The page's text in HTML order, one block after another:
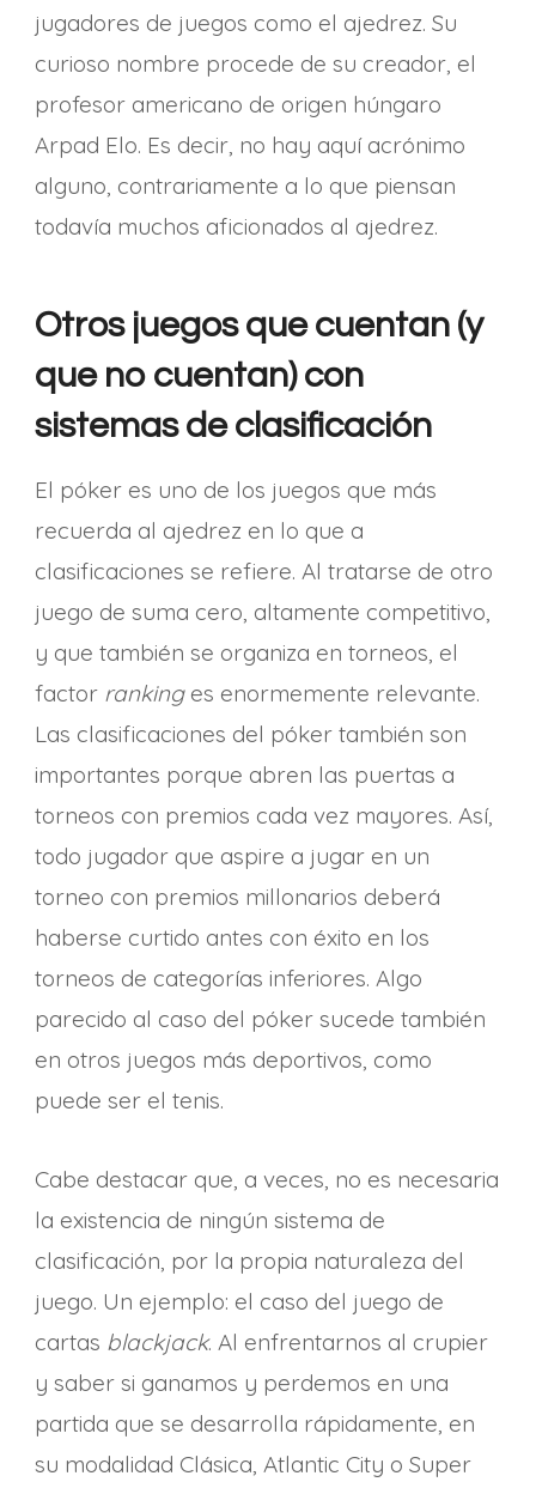
jugadores de juegos como el ajedrez. Su
curioso nombre procede de su creador, el
profesor americano de origen húngaro
Arpad Elo. Es decir, no hay aquí acrónimo
alguno, contrariamente a lo que piensan
todavía muchos aficionados al ajedrez.
Otros juegos que cuentan (y
que no cuentan) con
sistemas de clasificación
El póker es uno de los juegos que más
recuerda al ajedrez en lo que a
clasificaciones se refiere. Al tratarse de otro
juego de suma cero, altamente competitivo,
y que también se organiza en torneos, el
factor rankinges enormemente relevante.
Las clasificaciones del póker también son
importantes porque abren las puertas a
torneos con premios cada vez mayores. Así,
todo jugador que aspire a jugar en un
torneo con premios millonarios deberá
haberse curtido antes con éxito en los
torneos de categorías inferiores. Algo
parecido al caso del póker sucede también
en otros juegos más deportivos, como
puede ser el tenis.
Cabe destacar que, a veces, no es necesaria
la existencia de ningún sistema de
clasificación, por la propia naturaleza del
juego. Un ejemplo: el caso del juego de
cartas blackjack. Al enfrentarnos al crupier
y saber si ganamos y perdemos en una
partida que se desarrolla rápidamente, en
su modalidad Clásica, Atlantic City o Super